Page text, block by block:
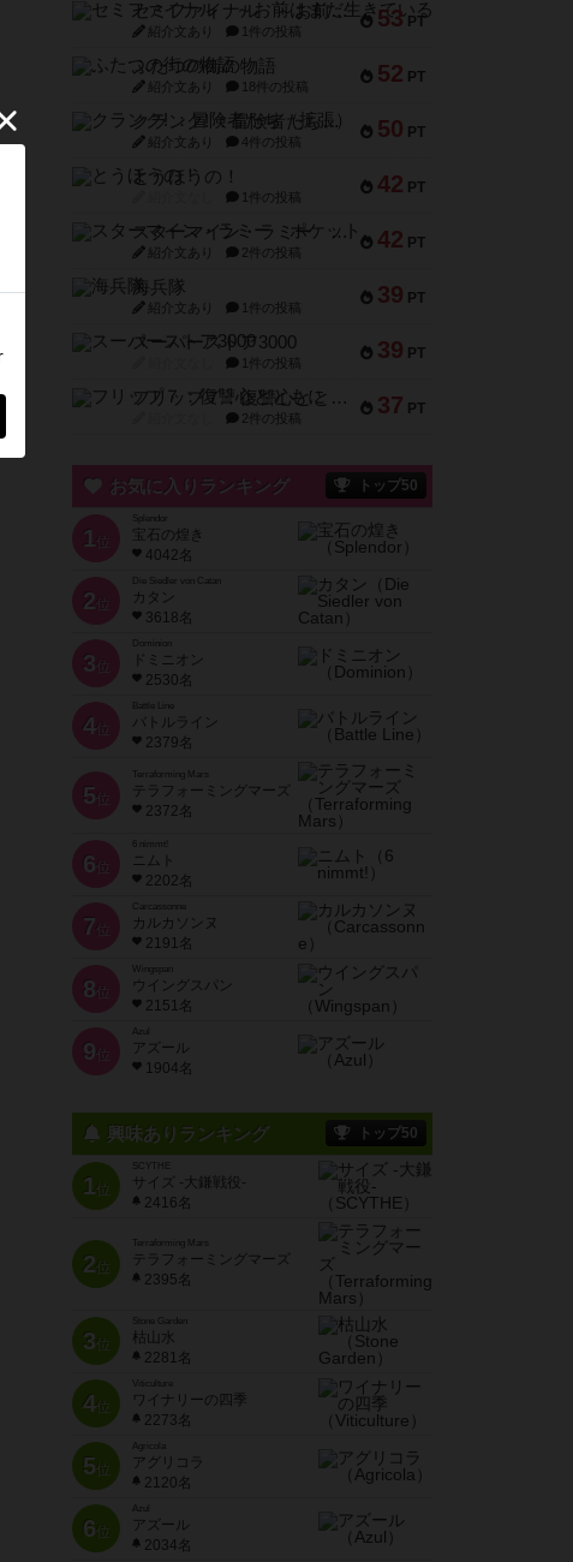
53 PT
セミファイナル ～お前はまだ生きている～
紹介文あり 1件の投稿
52 PT
ふたつの街の物語
紹介文あり 18件の投稿
50 PT
クランク! ：冒険者たち（拡張）
紹介文あり 4件の投稿
42 PT
とうほうの！
1件の投稿
42 PT
スターマイン・ラミー ポケット
紹介文あり 2件の投稿
39 PT
海兵隊
紹介文あり 1件の投稿
39 PT
スーパーストア3000
1件の投稿
37 PT
フリップ７：復讐心とともに
2件の投稿
お気に入りランキング トップ50
1 位
宝石の煌き
4042名
2 位
Die Siedler von Catan
カタン
3618名
3 位
ドミニオン
2530名
4位
Battle Line
バトルライン
2379名
5 位
Terraforming Mars
テラフォーミングマーズ
2372名
6 位
ニムト
2202名
7 位
Carcassonne
カルカソンヌ
2191名
8 位
Wingspan
ウイングスパン
2151名
9 位
Azul
アズール
1904名
興味ありランキング トップ50
1位
SCYTHE
サイズ -大鎌戦役-
2416名
2位
Terraforming Mars
テラフォーミングマーズ
2395名
3位
Stone Garden
枯山水
2281名
4位
Viticulture
ワイナリーの四季
2273名
5位
Agricola
アグリコラ
2120名
6位
Azul
アズール
2034名